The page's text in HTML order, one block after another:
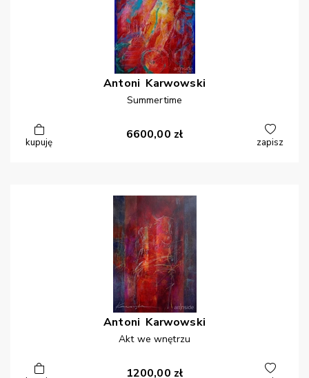
Antoni Karwowski
Summertime
kupuję
6600,00 zł
zapisz
Antoni Karwowski
Akt we wnętrzu
1200,00 zł